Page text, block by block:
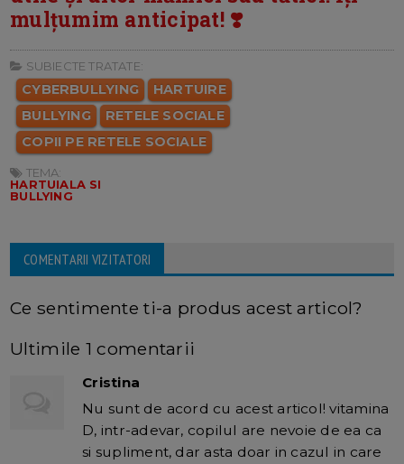
mulțumim anticipat! ❣️
SUBIECTE TRATATE:
CYBERBULLYING
HARTUIRE
BULLYING
RETELE SOCIALE
COPII PE RETELE SOCIALE
TEMA:
HARTUIALA SI
BULLYING
COMENTARII VIZITATORI
Ce sentimente ti-a produs acest articol?
Ultimile 1 comentarii
Cristina
Nu sunt de acord cu acest articol! vitamina
D, intr-adevar, copilul are nevoie de ea ca
si supliment, dar asta doar in cazul in care